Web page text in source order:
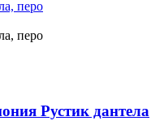
Рустик дантела